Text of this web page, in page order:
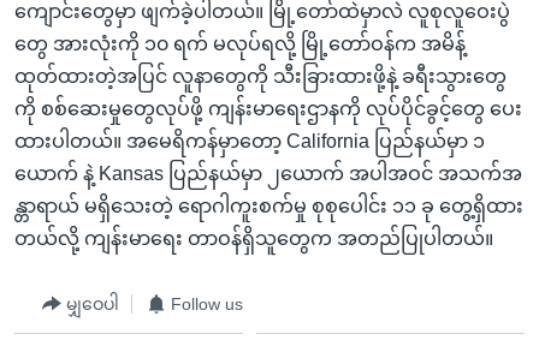
ကျောင်းတွေမှာ ဖျက်ခဲ့ပါတယ်။ မြို့တော်ထဲမှာလဲ လူစုလူဝေးပွဲ
တွေ အားလုံးကို ၁၀ ရက် မလုပ်ရလို့ မြို့တော်ဝန်က အမိန့်
ထုတ်ထားတဲ့အပြင် လူနာတွေကို သီးခြားထားဖို့နဲ့ ခရီးသွားတွေ
ကို စစ်ဆေးမှုတွေလုပ်ဖို့ ကျန်းမာရေးဌာနကို လုပ်ပိုင်ခွင့်တွေ ပေး
ထားပါတယ်။ အမေရိကန်မှာတော့ California ပြည်နယ်မှာ ၁
ယောက် နဲ့ Kansas ပြည်နယ်မှာ ၂ယောက် အပါအဝင် အသက်အ
န္တာရာယ် မရှိသေးတဲ့ ရောဂါကူးစက်မှု စုစုပေါင်း ၁၁ ခု တွေ့ရှိထား
တယ်လို့ ကျန်းမာရေး တာဝန်ရှိသူတွေက အတည်ပြုပါတယ်။
မျှဝေပါ Follow us